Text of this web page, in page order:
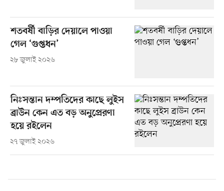
শতবর্ষী বাড়ির দেয়ালে পাওয়া
গেল ‘গুপ্তধন’
২৮ জুলাই ২০২৬
নিঃসন্তান দম্পতিদের কাছে লুইস
ব্রাউন কেন এত বড় অনুপ্রেরণা
হয়ে রইলেন
২৭ জুলাই ২০২৬